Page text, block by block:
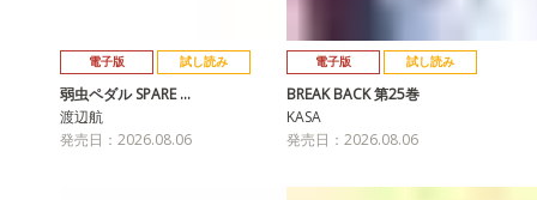
電子版 試し読み
弱虫ペダル SPARE …
渡辺航
発売日：2026.08.06
電子版 試し読み
BREAK BACK 第25巻
KASA
発売日：2026.08.06